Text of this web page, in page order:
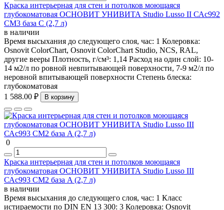
Краска интерьерная для стен и потолков моющаяся
глубокоматовая ОСНОВИТ УНИВИТА Studio Lusso II САс992
СМ3 база С (2,7 л)
в наличии
Время высыхания до следующего слоя, час: 1 Колеровка:
Osnovit ColorChart, Osnovit ColorChart Studio, NCS, RAL,
другие вееры Плотность, г/см³: 1,14 Расход на один слой: 10-
14 м2/л по ровной невпитывающей поверхности, 7-9 м2/л по
неровной впитывающей поверхности Степень блеска:
глубокоматовая
1 588.00 ₽
В корзину
0
Краска интерьерная для стен и потолков моющаяся
глубокоматовая ОСНОВИТ УНИВИТА Studio Lusso III
САс993 СМ2 база A (2,7 л)
в наличии
Время высыхания до следующего слоя, час: 1 Класс
истираемости по DIN EN 13 300: 3 Колеровка: Osnovit